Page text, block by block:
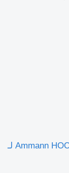
غطاء حجرة المحرك Ammann HOOD ARS 70 4-30093-B2 لـ